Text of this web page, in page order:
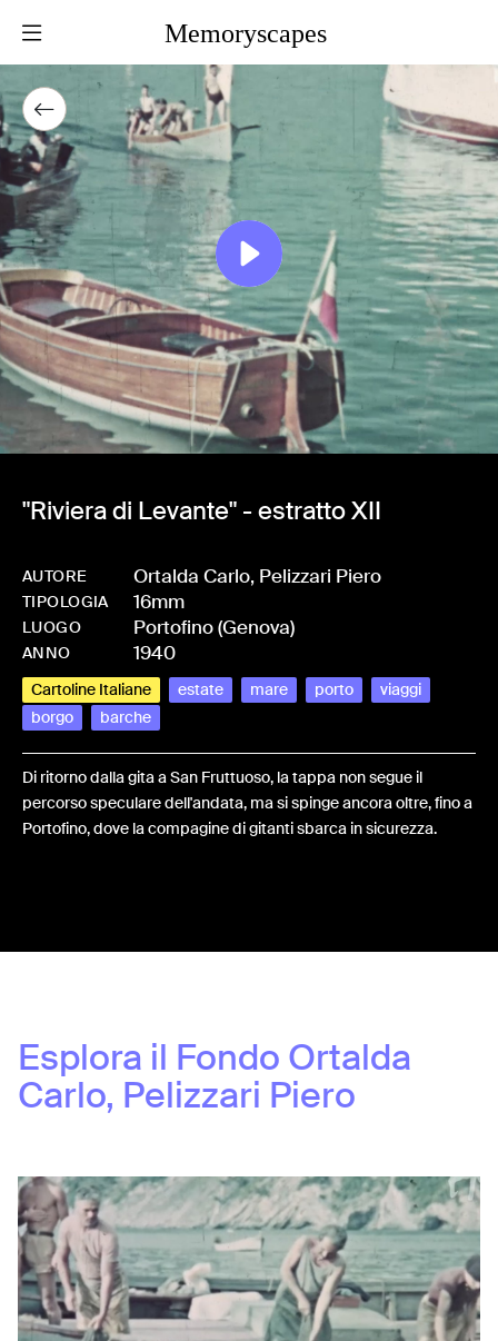
Memoryscapes
"Riviera di Levante" - estratto XII
AUTORE Ortalda Carlo, Pelizzari Piero
TIPOLOGIA 16mm
LUOGO Portofino (Genova)
ANNO 1940
Cartoline Italiane estate mare porto
viaggi
borgo
barche
Di ritorno dalla gita a San Fruttuoso, la tappa non segue il
percorso speculare dell'andata, ma si spinge ancora oltre, fino a
Portofino, dove la compagine di gitanti sbarca in sicurezza.
Esplora il Fondo Ortalda
Carlo, Pelizzari Piero